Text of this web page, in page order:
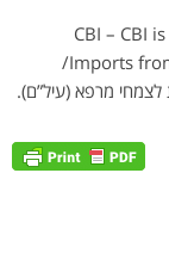
*CBI – CBI
Imports
לצמחי מרפא (עיל”ם).